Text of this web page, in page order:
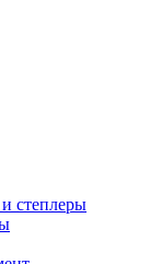
степлеры